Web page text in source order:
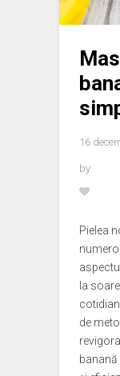
16
by
Pielea
la
de
banană